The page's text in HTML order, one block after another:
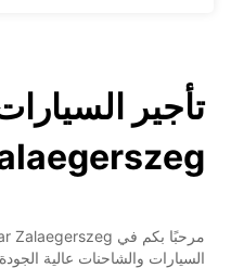
تأجير
السيارات والشاحنات عالية